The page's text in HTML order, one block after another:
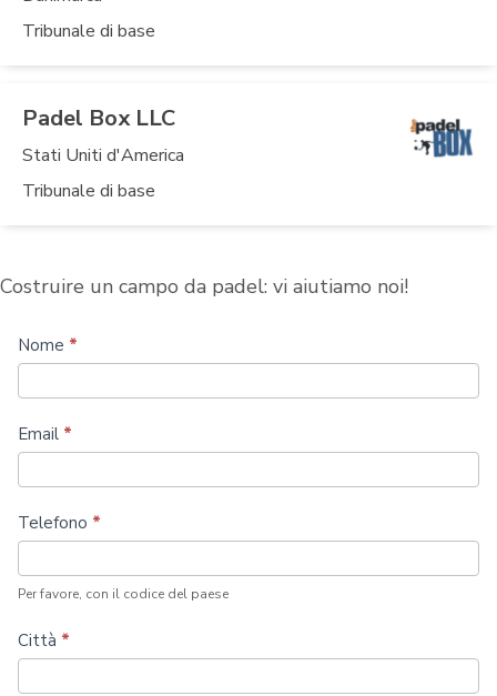
Tribunale di base
Padel Box LLC
Stati Uniti d'America
Tribunale di base
Costruire un campo da padel: vi aiutiamo noi!
Costruire
più
campi
Nome *
Email *
Telefono *
Per favore, con il codice del paese
Città *